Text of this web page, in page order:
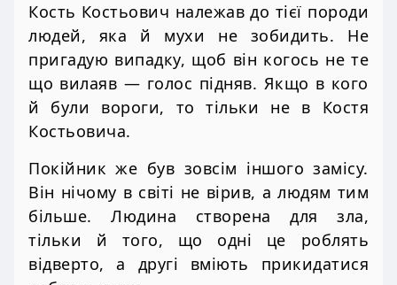
Кость Костьович належав до тієї породи
людей, яка й мухи не зобидить. Не
пригадую випадку, щоб він когось не те
що вилаяв — голос підняв. Якщо в кого
й були вороги, то тільки не в Костя
Костьовича.
Покійник же був зовсім іншого замісу.
Він нічому в світі не вірив, а людям тим
більше. Людина створена для зла,
тільки й того, що одні це роблять
відверто, а другі вміють прикидатися